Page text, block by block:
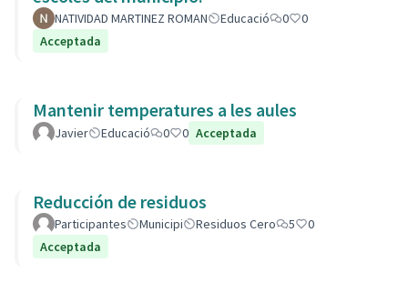
NATIVIDAD MARTINEZ ROMAN Educació 0
0
Acceptada
Mantenir temperatures a les aules
Javier Educació 0 0 Acceptada
Reducción de residuos
Participantes Municipi Residuos Cero 5
0
Acceptada